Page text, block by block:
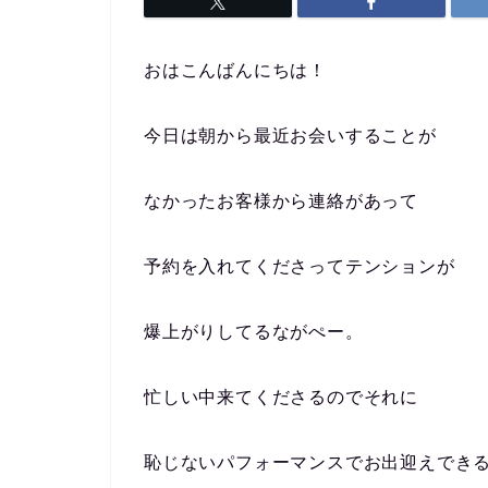
おはこんばんにちは！
今日は朝から最近お会いすることが
なかったお客様から連絡があって
予約を入れてくださってテンションが
爆上がりしてるながぺー。
忙しい中来てくださるのでそれに
恥じないパフォーマンスでお出迎えでき